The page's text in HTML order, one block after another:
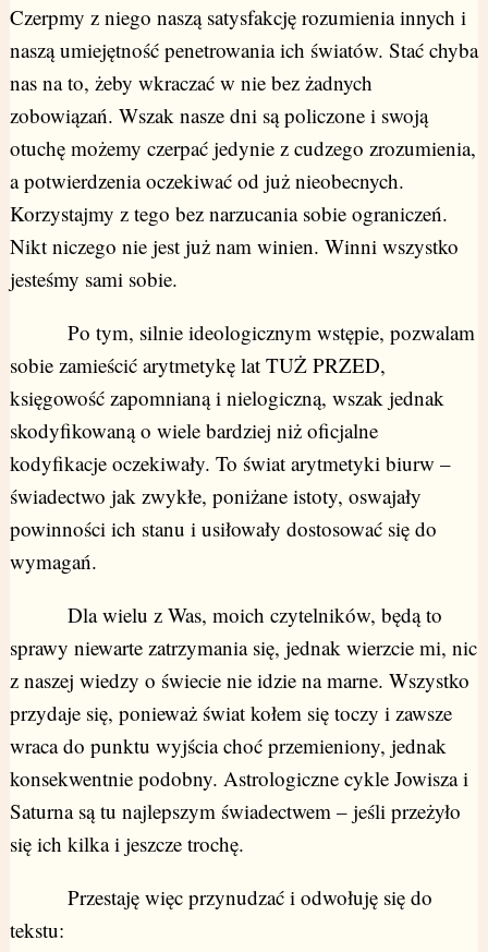
Czerpmy z niego naszą satysfakcję rozumienia innych i
naszą umiejętność penetrowania ich światów. Stać chyba
nas na to, żeby wkraczać w nie bez żadnych
zobowiązań. Wszak nasze dni są policzone i swoją
otuchę możemy czerpać jedynie z cudzego zrozumienia,
a potwierdzenia oczekiwać od już nieobecnych.
Korzystajmy z tego bez narzucania sobie ograniczeń.
Nikt niczego nie jest już nam winien. Winni wszystko
jesteśmy sami sobie.
Po tym, silnie ideologicznym wstępie, pozwalam
sobie zamieścić arytmetykę lat TUŻ PRZED,
księgowość zapomnianą i nielogiczną, wszak jednak
skodyfikowaną o wiele bardziej niż oficjalne
kodyfikacje oczekiwały. To świat arytmetyki biurw –
świadectwo jak zwykłe, poniżane istoty, oswajały
powinności ich stanu i usiłowały dostosować się do
wymagań.
Dla wielu z Was, moich czytelników, będą to
sprawy niewarte zatrzymania się, jednak wierzcie mi, nic
z naszej wiedzy o świecie nie idzie na marne. Wszystko
przydaje się, ponieważ świat kołem się toczy i zawsze
wraca do punktu wyjścia choć przemieniony, jednak
konsekwentnie podobny. Astrologiczne cykle Jowisza i
Saturna są tu najlepszym świadectwem – jeśli przeżyło
się ich kilka i jeszcze trochę.
Przestaję więc przynudzać i odwołuję się do
tekstu: